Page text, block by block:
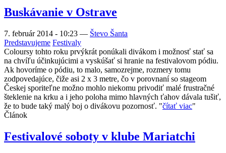
Buskávanie v Ostrave
7. február 2014 - 10:23 — Števo Šanta
Predstavujeme Festivaly
Coloursy tohto roku prvýkrát ponúkali divákom i možnosť stať sa
na chvíľu účinkujúcimi a vyskúšať si hranie na festivalovom pódiu.
Ak hovoríme o pódiu, to malo, samozrejme, rozmery tomu
zodpovedajúce, čiže asi 2 x 3 metre, čo v porovnaní so stageom
Českej sporiteľne možno mohlo niekomu privodiť malé frustračné
šteklenie na krku a i jeho poloha mimo hlavných ťahov dávala tušiť,
že to bude taký malý boj o divákovu pozornosť. "čítať viac"
Článok
Festivalové soboty v klube Mariatchi